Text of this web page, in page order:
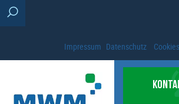
Impressum Datenschutz Cookies